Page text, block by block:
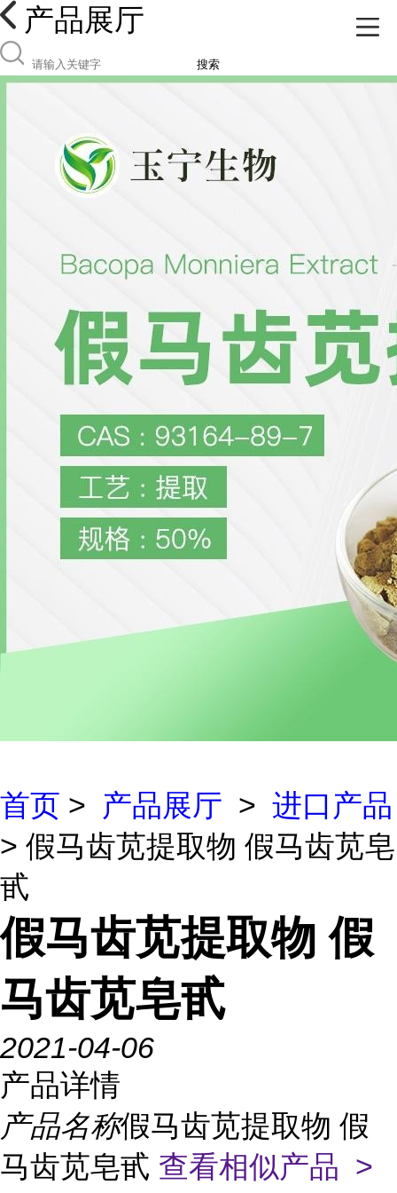
产品展厅
搜索
首页 > 产品展厅 > 进口产品
> 假马齿苋提取物 假马齿苋皂
甙
假马齿苋提取物 假
马齿苋皂甙
2021-04-06
产品详情
产品名称假马齿苋提取物 假
马齿苋皂甙 查看相似产品 >